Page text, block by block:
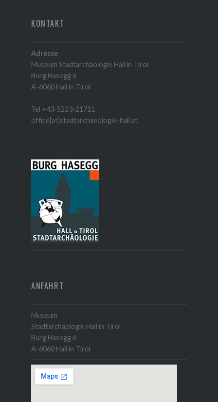
KONTAKT
Adresse
Museum Stadtarchäologie Hall in Tirol
Burg Hasegg 6
A-6060 Hall in Tirol
Tel +43-5223-21711
office[at]stadtarchaeologie-hall.at
ANFAHRT
Museum
Stadtarchäologie Hall in Tirol
Burg Hasegg 6
A-6060 Hall in Tirol